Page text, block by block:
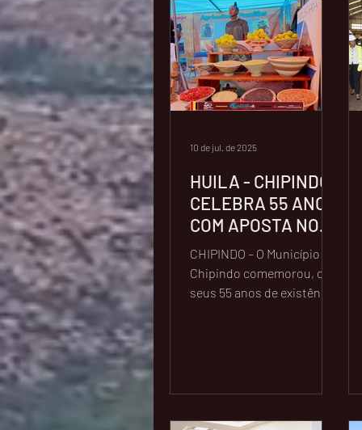
HUILA - CHIPINDO
CELEBRA 55 ANOS
COM APOSTA NO
DESENVOLVIMENT
O SUSTENTÁVEL
CHIPINDO – O Município do
Chipindo comemorou, os
seus 55 anos de existência
10 de jul. de 2025